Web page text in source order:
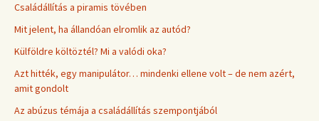
Családállítás a piramis tövében
Mit jelent, ha állandóan elromlik az autód?
Külföldre költöztél? Mi a valódi oka?
Azt hitték, egy manipulátor… mindenki ellene volt – de nem azért,
amit gondolt
Az abúzus témája a családállítás szempontjából